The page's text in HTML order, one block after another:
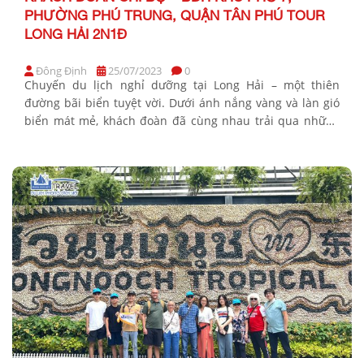
PHƯỜNG PHÚ TRUNG, QUẬN TÂN PHÚ TOUR
LONG HẢI 2N1Đ
Đông Định 25/07/2023 0
Chuyến du lịch nghỉ dưỡng tại Long Hải – một thiên
đường bãi biển tuyệt vời. Dưới ánh nắng vàng và làn gió
biển mát mẻ, khách đoàn đã cùng nhau trải qua những